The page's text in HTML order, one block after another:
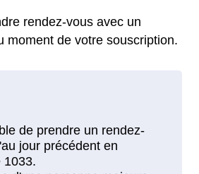
rendez-vous avec un
moment de votre souscription.